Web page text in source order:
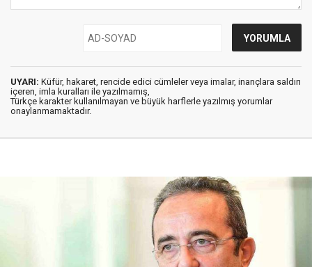
UYARI: Küfür, hakaret, rencide edici cümleler veya imalar, inançlara saldırı
içeren, imla kuralları ile yazılmamış,
Türkçe karakter kullanılmayan ve büyük harflerle yazılmış yorumlar
onaylanmamaktadır.